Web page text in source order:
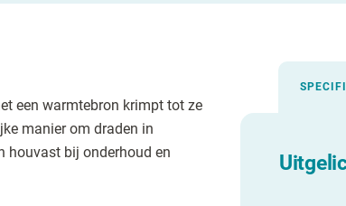
een warmtebron krimpt tot ze
manier om draden in
houvast bij onderhoud en